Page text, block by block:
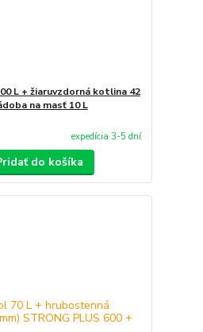
L + žiaruvzdorná kotlina 42
na masť 10 L
expedícia 3-5 dní
do košíka